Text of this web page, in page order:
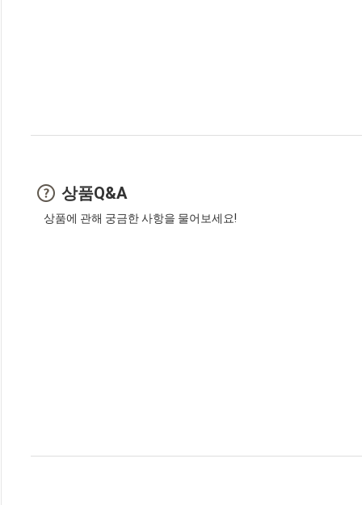
상품Q&A
상품에 관해 궁금한 사항을 물어보세요!